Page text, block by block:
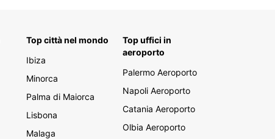
Top città nel mondo
Ibiza
Minorca
Palma di Maiorca
Lisbona
Malaga
Top uffici in
aeroporto
Palermo Aeroporto
Napoli Aeroporto
Catania Aeroporto
Olbia Aeroporto